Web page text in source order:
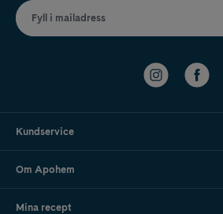
Fyll i mailadress
Kundservice
Om Apohem
Mina recept